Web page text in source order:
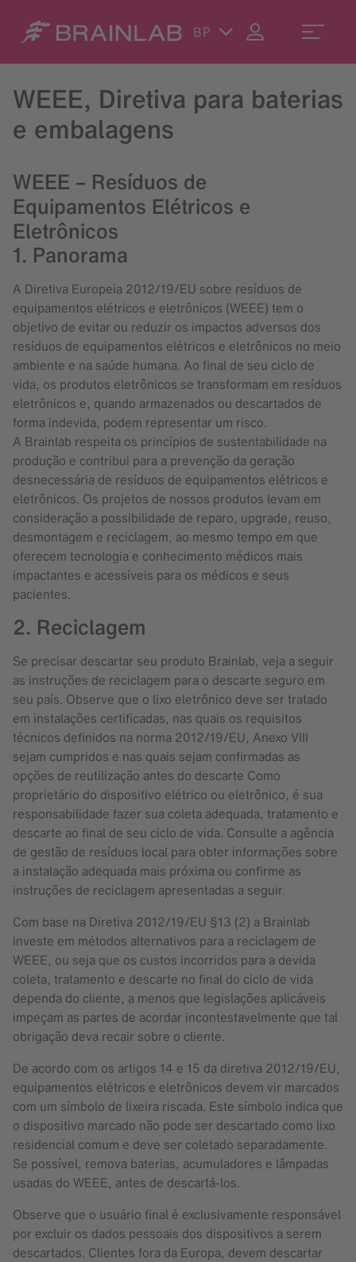
BP
WEEE, Diretiva para baterias
e embalagens
WEEE – Resíduos de
Equipamentos Elétricos e
Eletrônicos
1. Panorama
A Diretiva Europeia 2012/19/EU sobre resíduos de
equipamentos elétricos e eletrônicos (WEEE) tem o
objetivo de evitar ou reduzir os impactos adversos dos
resíduos de equipamentos elétricos e eletrônicos no meio
ambiente e na saúde humana. Ao final de seu ciclo de
vida, os produtos eletrônicos se transformam em resíduos
eletrônicos e, quando armazenados ou descartados de
forma indevida, podem representar um risco.
A Brainlab respeita os princípios de sustentabilidade na
produção e contribui para a prevenção da geração
desnecessária de resíduos de equipamentos elétricos e
eletrônicos. Os projetos de nossos produtos levam em
consideração a possibilidade de reparo, upgrade, reuso,
desmontagem e reciclagem, ao mesmo tempo em que
oferecem tecnologia e conhecimento médicos mais
impactantes e acessíveis para os médicos e seus
pacientes.
2. Reciclagem
Se precisar descartar seu produto Brainlab, veja a seguir
as instruções de reciclagem para o descarte seguro em
seu país. Observe que o lixo eletrônico deve ser tratado
em instalações certificadas, nas quais os requisitos
técnicos definidos na norma 2012/19/EU, Anexo VIII
sejam cumpridos e nas quais sejam confirmadas as
opções de reutilização antes do descarte Como
proprietário do dispositivo elétrico ou eletrônico, é sua
responsabilidade fazer sua coleta adequada, tratamento e
descarte ao final de seu ciclo de vida. Consulte a agência
de gestão de resíduos local para obter informações sobre
a instalação adequada mais próxima ou confirme as
instruções de reciclagem apresentadas a seguir.
Com base na Diretiva 2012/19/EU §13 (2) a Brainlab
investe em métodos alternativos para a reciclagem de
WEEE, ou seja que os custos incorridos para a devida
coleta, tratamento e descarte no final do ciclo de vida
dependa do cliente, a menos que legislações aplicáveis
impeçam as partes de acordar incontestavelmente que tal
obrigação deva recair sobre o cliente.
De acordo com os artigos 14 e 15 da diretiva 2012/19/EU,
equipamentos elétricos e eletrônicos devem vir marcados
com um símbolo de lixeira riscada. Este símbolo indica que
o dispositivo marcado não pode ser descartado como lixo
residencial comum e deve ser coletado separadamente.
Se possível, remova baterias, acumuladores e lâmpadas
usadas do WEEE, antes de descartá-los.
Observe que o usuário final é exclusivamente responsável
por excluir os dados pessoais dos dispositivos a serem
descartados. Clientes fora da Europa, devem descartar